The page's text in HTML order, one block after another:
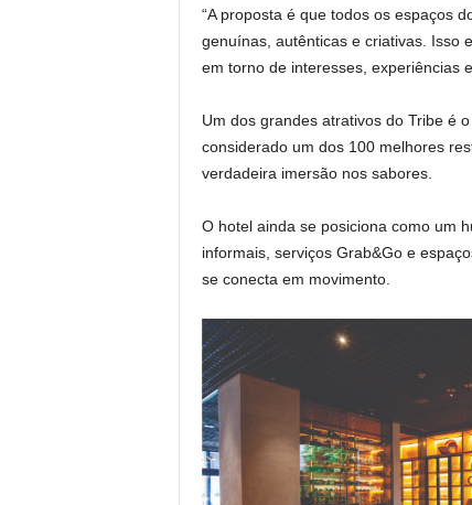
“A proposta é que todos os espaços
genuínas, autênticas e criativas. Isso
em torno de interesses, experiências
Um dos grandes atrativos do Tribe é
considerado um dos 100 melhores
verdadeira imersão nos sabores.
O hotel ainda se posiciona como um
informais, serviços Grab&Go e
se conecta em movimento.